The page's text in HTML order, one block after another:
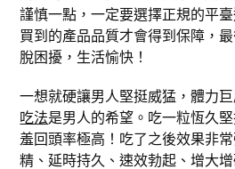
謹慎一點，一定要選擇正規的平
買到的產品品質才會得到保障，
脫困擾，生活愉快！
一想就硬讓男人堅挺威猛，體力
吃法是男人的希望。吃一粒恆久
羞回頭率極高！吃了之後效果非
精、延時持久、速效勃起、增大